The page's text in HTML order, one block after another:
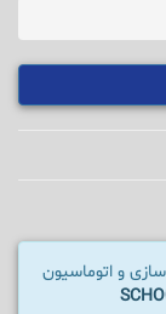
و اتوماسیون